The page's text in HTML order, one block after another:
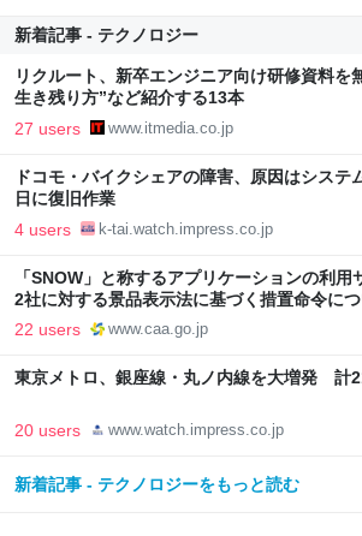
新着記事 - テクノロジー
リクルート、新卒エンジニア向け研修資料
生き残り方”など紹介する13本
27 users www.itmedia.co.jp
ドコモ・バイクシェアの障害、原因はシス
日に復旧作業
4 users k-tai.watch.impress.co.jp
「SNOW」と称するアプリケーションの利
2社に対する景品表示法に基づく措置命令に
22 users www.caa.go.jp
東京メトロ、銀座線・丸ノ内線を大増発 計
20 users www.watch.impress.co.jp
新着記事 - テクノロジーをもっと読む